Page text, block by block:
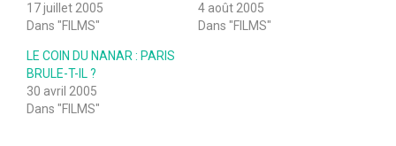
17 juillet 2005
Dans "FILMS"
4 août 2005
Dans "FILMS"
LE COIN DU NANAR : PARIS
BRULE-T-IL ?
30 avril 2005
Dans "FILMS"